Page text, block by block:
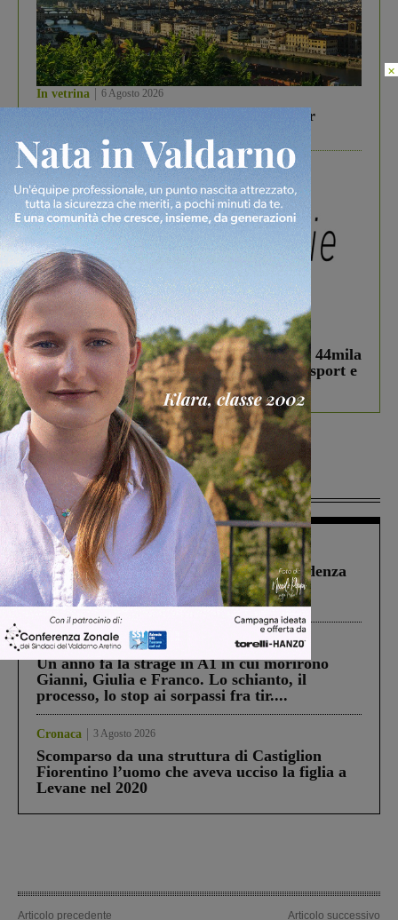
In vetrina 6 Agosto 2026
Gita di famiglia a Firenze: 5 idee per far
divertire i tuoi figli
In vetrina 3 Agosto 2026
Estra Notizie agosto: Smart Cities, oltre 44mila
studenti coinvolti, torna il bando per lo sport e
debutta il podcast Estrair
Più lette
Figline Incisa Valdarno 1 Agosto 2026
Piscina di Figline finanziata oltre la scadenza
Pnrr, il gruppo di Fratelli d’Italia: “Un
ringraziamento al Governo”
Cronaca 4 Agosto 2026
Un anno fa la strage in A1 in cui morirono
Gianni, Giulia e Franco. Lo schianto, il
processo, lo stop ai sorpassi fra tir....
Cronaca 3 Agosto 2026
Scomparso da una struttura di Castiglion
Fiorentino l’uomo che aveva ucciso la figlia a
Levane nel 2020
Articolo precedente
Articolo successivo
×